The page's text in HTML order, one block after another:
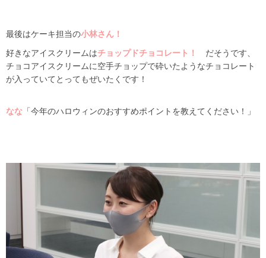
最後はケーキ担当の小林さん！
好きなアイスクリームはチョップドチョコレート！
だそうです、
チョコアイスクリームに空手チョップで砕いたようなチョコレート
が入っていてとってもぜいたくです！
なな 「今年のハロウィンのおすすめポイントを教えてください！」